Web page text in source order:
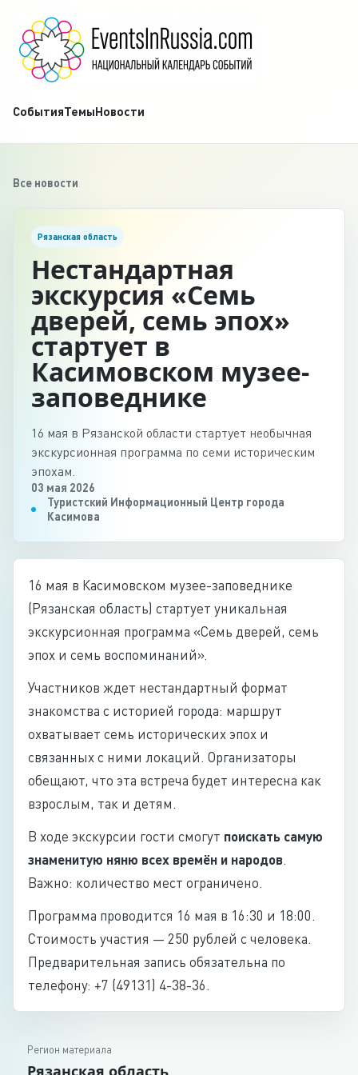
СобытияТемыНовости
Все новости
Рязанская область
Нестандартная
экскурсия «Семь
дверей, семь эпох»
стартует в
Касимовском музее-
заповеднике
16 мая в Рязанской области стартует необычная
экскурсионная программа по семи историческим
эпохам.
03 мая 2026
Туристский Информационный Центр города
Касимова
16 мая в Касимовском музее-заповеднике
(Рязанская область) стартует уникальная
экскурсионная программа «Семь дверей, семь
эпох и семь воспоминаний».
Участников ждет нестандартный формат
знакомства с историей города: маршрут
охватывает семь исторических эпох и
связанных с ними локаций. Организаторы
обещают, что эта встреча будет интересна как
взрослым, так и детям.
В ходе экскурсии гости смогут поискать самую
знаменитую няню всех времён и народов.
Важно: количество мест ограничено.
Программа проводится 16 мая в 16:30 и 18:00.
Стоимость участия — 250 рублей с человека.
Предварительная запись обязательна по
телефону: +7 (49131) 4-38-36.
Регион материала
Рязанская область